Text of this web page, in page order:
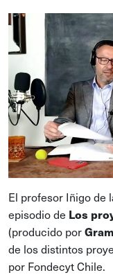
El profesor Iñigo de
episodio de Los
(producido por
de los distintos
por Fondecyt Chile.